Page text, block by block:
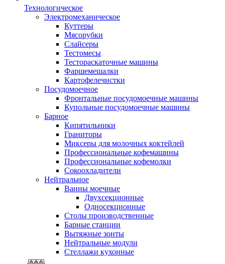
Технологическое
Электромеханическое
Куттеры
Мясорубки
Слайсеры
Тестомесы
Тестораскаточные машины
Фаршемешалки
Картофелечистки
Посудомоечное
Фронтальные посудомоечные машины
Купольные посудомоечные машины
Барное
Кипятильники
Граниторы
Миксеры для молочных коктейлей
Профессиональные кофемашины
Профессиональные кофемолки
Сокоохладители
Нейтральное
Ванны моечные
Двухсекционные
Односекционные
Столы производственные
Барные станции
Вытяжные зонты
Нейтральные модули
Стеллажи кухонные